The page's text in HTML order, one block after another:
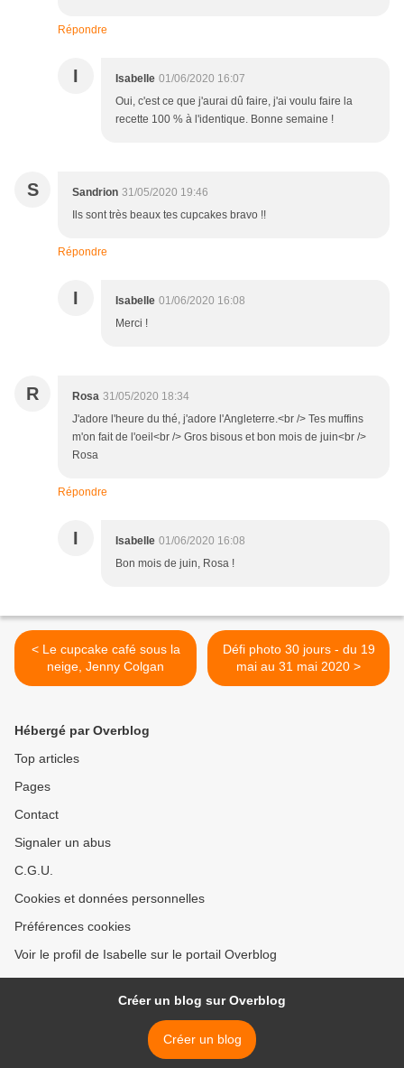
Répondre
I Isabelle 01/06/2020 16:07
Oui, c'est ce que j'aurai dû faire, j'ai voulu faire la
recette 100 % à l'identique. Bonne semaine !
S Sandrion 31/05/2020 19:46
Ils sont très beaux tes cupcakes bravo !!
Répondre
I Isabelle 01/06/2020 16:08
Merci !
R Rosa 31/05/2020 18:34
J'adore l'heure du thé, j'adore l'Angleterre.<br /> Tes muffins
m'on fait de l'oeil<br /> Gros bisous et bon mois de juin<br />
Rosa
Répondre
I Isabelle 01/06/2020 16:08
Bon mois de juin, Rosa !
< Le cupcake café sous la
neige, Jenny Colgan
Défi photo 30 jours - du 19
mai au 31 mai 2020 >
Hébergé par Overblog
Top articles
Pages
Contact
Signaler un abus
C.G.U.
Cookies et données personnelles
Préférences cookies
Voir le profil de Isabelle sur le portail Overblog
Créer un blog sur Overblog
Créer un blog